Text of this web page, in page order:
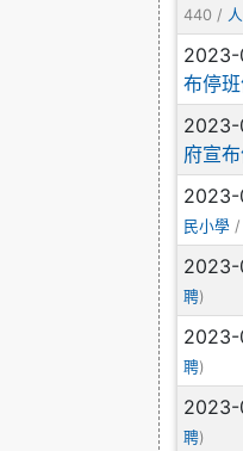
440 /
布停
府宣
民小學 /
聘)
聘)
聘)